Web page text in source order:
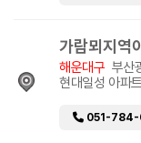
가람뫼지역
해운대구 부산
현대일성 아파
051-